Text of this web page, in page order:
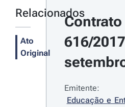
Relacionados
Ato
Original
Contrato
616/
Emitente:
Educação e